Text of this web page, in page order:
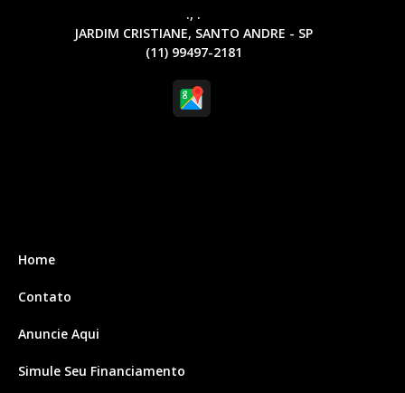
., .
JARDIM CRISTIANE, SANTO ANDRE - SP
(11) 99497-2181
Home
Contato
Anuncie Aqui
Simule Seu Financiamento